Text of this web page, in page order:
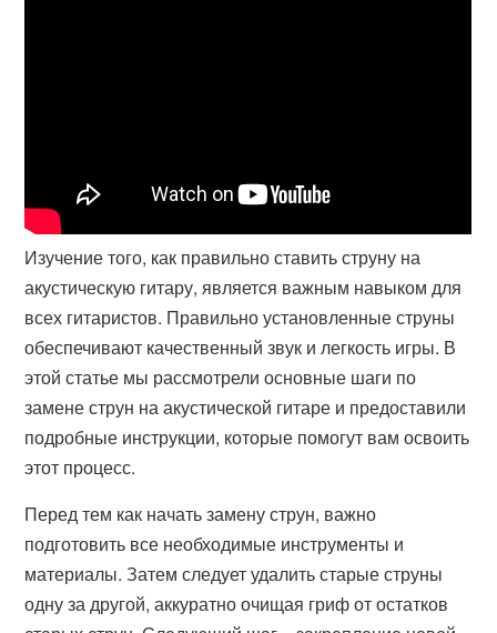
Изучение того, как правильно ставить струну на
акустическую гитару, является важным навыком для
всех гитаристов. Правильно установленные струны
обеспечивают качественный звук и легкость игры. В
этой статье мы рассмотрели основные шаги по
замене струн на акустической гитаре и предоставили
подробные инструкции, которые помогут вам освоить
этот процесс.
Перед тем как начать замену струн, важно
подготовить все необходимые инструменты и
материалы. Затем следует удалить старые струны
одну за другой, аккуратно очищая гриф от остатков